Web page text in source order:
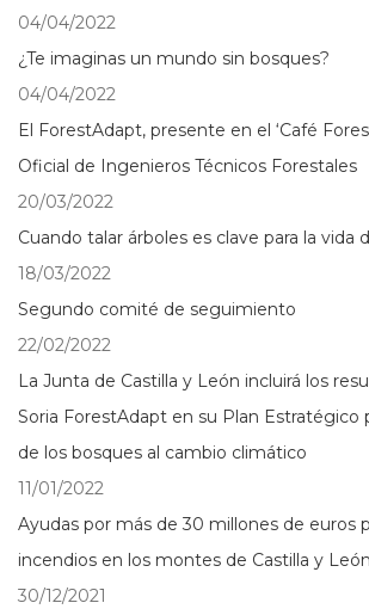
04/04/2022
¿Te imaginas un mundo sin bosques?
04/04/2022
El ForestAdapt, presente en el ‘Café
Oficial de Ingenieros Técnicos Forestales
20/03/2022
Cuando talar árboles es clave para la vida
18/03/2022
Segundo comité de seguimiento
22/02/2022
La Junta de Castilla y León incluirá los
Soria ForestAdapt en su Plan Estratégico
de los bosques al cambio climático
11/01/2022
Ayudas por más de 30 millones de euros
incendios en los montes de Castilla y León
30/12/2021